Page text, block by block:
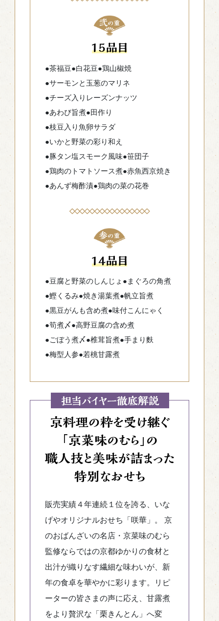
●茶福豆●白花豆●鶏山椒焼
●サーモンと玉葱のマリネ
●チーズ入りレーズンナッツ
●あわび旨煮●田作り
●枝豆入り魚卵サラダ
●いかと野菜の彩り和え
●豚タン塩スモーク風味●笹団子
●鶏肉のトマトソース煮●赤魚西京焼き
●あんず梅酢漬●鶏肉の菜の花巻
●豆腐と野菜のしんじょ ●まぐろの角煮
●鰹くるみ●焼き湯葉煮●帆立旨煮
●黒豆がんも含め煮●味付こんにゃく
●筍煮〆●高野豆腐の含め煮
●ごぼう煮〆●椎茸旨煮●手まり麩
●梅型人参●若桃甘露煮
販売実績４年連続１位を誇る、いな
げやオリジナルおせち「咲華」。 京
のおばんざいの名店・京菜味のむら
監修ならではの京都ゆかりの食材と
出汁が織りなす繊細な味わいが、新
年の食卓を華やかに彩ります。リピ
ーターの皆さまの声に応え、甘露煮
をより贅沢な「栗きんとん」へ変